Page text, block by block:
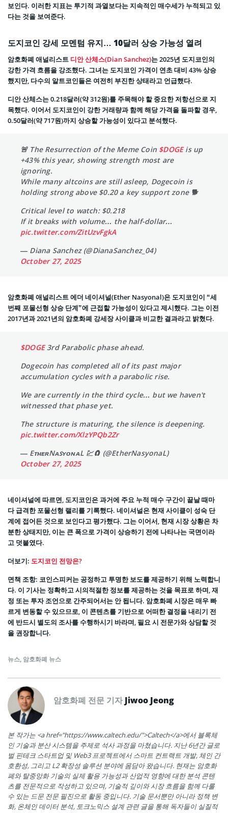
보인다. 이러한 지표는 투기적 과열보다는 지속적인 매수세가 누적되고 있
다는 것을 보여준다.
도지코인 강세 모멘텀 유지… 10달러 상승 가능성 열려
암호화폐 애널리스트 디안 산체스(Dian Sanchez)는 2025년 도지코인의
강한 가격 흐름을 강조했다. 그녀는 도지코인 가격이 연초 대비 43% 상승
했지만, 다수의 알트코인들은 여전히 부진한 상태라고 언급했다.
디안 산체스는 0.218달러(약 312원)를 주목해야 할 중요한 저항선으로 지
목했다. 이어서 도지코인이 강한 거래량과 함께 해당 가격을 돌파할 경우,
0.50달러(약 717원)까지 상승할 가능성이 있다고 분석했다.
🚨 The Resurrection of the Meme Coin $DOGEis up
+43% this year, showing strength most are
ignoring.
While many altcoins are still asleep, Dogecoin is
holding strong above $0.20 a key support zone 🐕
Critical level to watch: $0.218
If it breaks with volume… the half-dollar…
pic.twitter.com/ZitUzvFgkA
— Diana Sanchez (@DianaSanchez_04)
October 27, 2025
암호화폐 애널리스트 에더 네이셔널(Ether Nasyonal)은 도지코인이 “세
번째 포물선형 상승 단계”에 근접할 가능성이 있다고 제시했다. 그는 이전
2017년과 2021년의 암호화폐 강세장 사이클과 비교한 결과라고 밝혔다.
$DOGE3rd Parabolic phase ahead.
Dogecoin has completed all of its past major
accumulation cycles with a parabolic rise.
We are currently in the third cycle… but we haven't
witnessed that phase yet.
The structure is maturing, the silence is deepening.
pic.twitter.com/XlzYPQb2Zr
— EᴛʜᴇʀNᴀꜱʏᴏɴᴀL 💹🧲 (@EtherNasyonaL)
October 27, 2025
네이셔널에 따르면, 도지코인은 과거에 주요 누적 매수 구간이 끝날 때마
다 급격한 포물선형 랠리를 기록했다. 네이셔널은 현재 사이클이 성숙 단
계에 접어든 것으로 보인다고 평가했다. 그는 이어서, 현재 시장 상황은 차
분한 상태지만, 이는 큰 폭으로 가격이 상승하기 전에 나타나는 국면이라
고 덧붙였다.
더보기: 도지코인 전망은?
면책 조항: 코인스피커는 공정하고 투명한 보도를 제공하기 위해 노력합니
다. 이 기사는 정확하고 시의적절한 정보를 제공하는 것을 목표로 하며, 재
정 또는 투자 조언으로 간주되어서는 안 됩니다. 암호화폐 시장은 매우 빠
르게 변동할 수 있으므로, 이 콘텐츠를 기반으로 어떠한 결정을 내리기 전
에 반드시 별도의 조사를 수행하시기 바라며, 필요 시 전문가와 상담할 것
을 권장합니다.
뉴스, 암호화폐 뉴스
암호화폐 전문 기자Jiwoo Jeong
본 작가는 <a href="https://www.caltech.edu/">Caltech</a>에서 블록체
인 기술과 분산 시스템을 주제로 석사 과정을 마쳤습니다. 지난 6년간 글로
벌 핀테크 스타트업 및 Web3 프로젝트에서 스마트 컨트랙트 개발, 체인 간
호환성, 그리고 L2 확장성 솔루션 분야에 몸담아 왔습니다. 현재는 암호화
폐와 탈중앙화 기술의 실제 활용 가능성과 산업적 영향에 대한 분석 콘텐
츠를 전문적으로 작성하고 있으며, 기술적 깊이와 시장 흐름을 함께 다룰
수 있는 드문 전문 필진으로 활동 중입니다. 기술 문서뿐만 아니라 정책 변
화, 온체인 데이터 분석, 토크노믹스 설계 관련 글을 통해 독자들이 실질적